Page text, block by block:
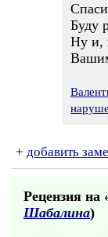
Буду
Ну и,
+ добавить
Рецензия на
Шабалина)